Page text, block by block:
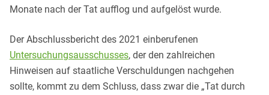
Monate nach der Tat aufflog und aufgelöst wurde.
Der Abschlussbericht des 2021 einberufenen
Untersuchungsausschusses, der den zahlreichen
Hinweisen auf staatliche Verschuldungen nachgehen
sollte, kommt zu dem Schluss, dass zwar die „Tat durch